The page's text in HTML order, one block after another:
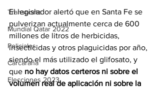
Transporte
Mundial Qatar 2022
Policiales
Carcarañá
Elecciones 2023
El legislador alertó que en Santa Fe se
pulverizan actualmente cerca de 600
millones de litros de herbicidas,
insecticidas y otros plaguicidas por año,
siendo el más utilizado el glifosato, y
que no hay datos certeros ni sobre el
volumen real de aplicación ni sobre la